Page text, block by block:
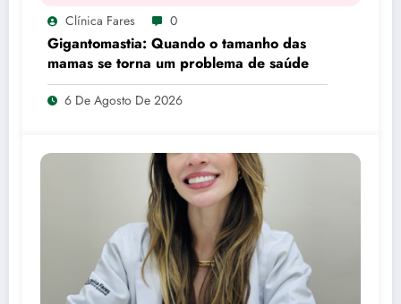
Clínica Fares 0
Gigantomastia: Quando o tamanho das
mamas se torna um problema de saúde
6 De Agosto De 2026